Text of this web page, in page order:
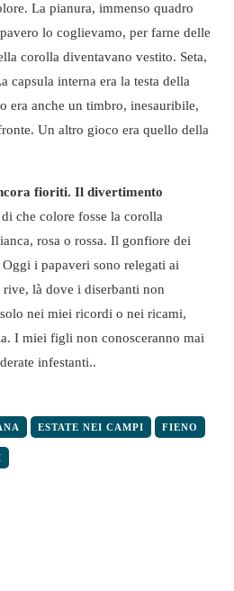
La pianura, immenso quadro
lo coglievamo, per farne delle
corolla diventavano vestito. Seta,
capsula interna era la testa della
era anche un timbro, inesauribile,
Un altro gioco era quello della
fioriti. Il divertimento
che colore fosse la corolla
rosa o rossa. Il gonfiore dei
i papaveri sono relegati ai
là dove i diserbanti non
nei miei ricordi o nei ricami,
I miei figli non conosceranno mai
infestanti..
ESTATE NEI CAMPI FIENO